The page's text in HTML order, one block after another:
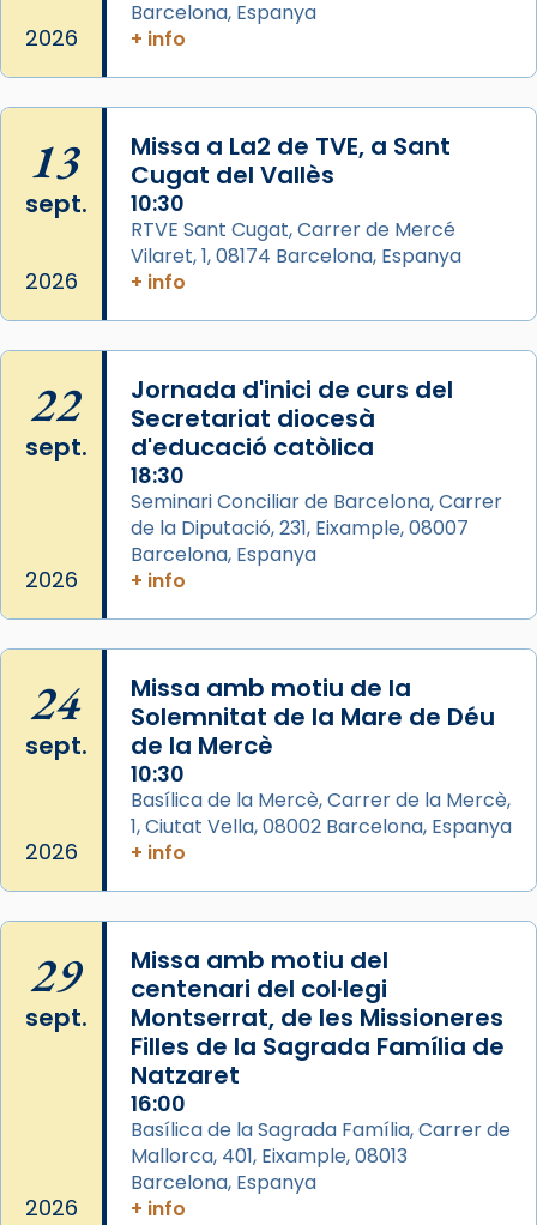
L’arquebisbe de Barcelona, el cardenal Joan
Josep Omella, ha presidit la missa i l’ha
concelebrat el bisbe auxiliar de Barcelona,
Mons. David Abadías.
📸 Dr. G. Simón
View on Facebook · Share
Arquebisbat de Barcelona
Memòria de les santes Juliana i
Semproniana, verges i màrtirs.
Acompanyant la història de sant Cugat, a
partir de l’Edat Mitjana sorgeix la tradició
que les santes Juliana (“relatiu a Júlia”) i
Semproniana (“relatiu a Semprònia =
eterna”) són deixebles seves. I l’any 1667, el
frare Joan Gaspar Roig, afirma en una obra
Foto
View on Facebook · Share
2026
Barcelona, Espanya
+ info
13
sept.
2026
Missa a La2 de TVE, a Sant
Cugat del Vallès
10:30
RTVE Sant Cugat, Carrer de Mercé
Vilaret, 1, 08174 Barcelona, Espanya
+ info
22
sept.
2026
Jornada d'inici de curs del
Secretariat diocesà
d'educació catòlica
18:30
Seminari Conciliar de Barcelona, Carrer
de la Diputació, 231, Eixample, 08007
Barcelona, Espanya
+ info
24
sept.
2026
Missa amb motiu de la
Solemnitat de la Mare de Déu
de la Mercè
10:30
Basílica de la Mercè, Carrer de la Mercè,
1, Ciutat Vella, 08002 Barcelona, Espanya
+ info
29
sept.
2026
Missa amb motiu del
centenari del col·legi
Montserrat, de les Missioneres
Filles de la Sagrada Família de
Natzaret
16:00
Basílica de la Sagrada Família, Carrer de
Mallorca, 401, Eixample, 08013
Barcelona, Espanya
+ info